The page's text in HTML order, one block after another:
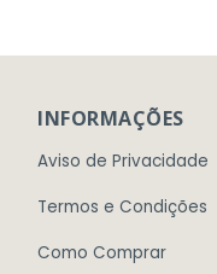
INFORMAÇÕES
Aviso de Privacidade
Termos e Condições
Como Comprar